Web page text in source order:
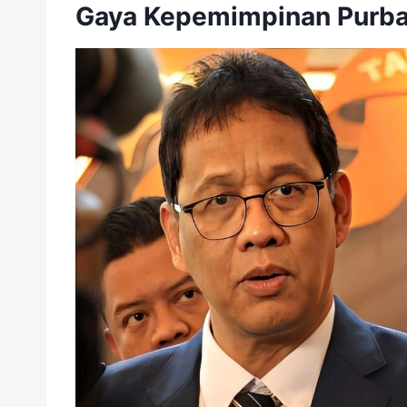
Gaya Kepemimpinan